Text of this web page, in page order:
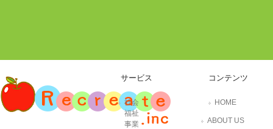
サービス
社会
福祉
事業
コンテンツ
HOME
ABOUT US